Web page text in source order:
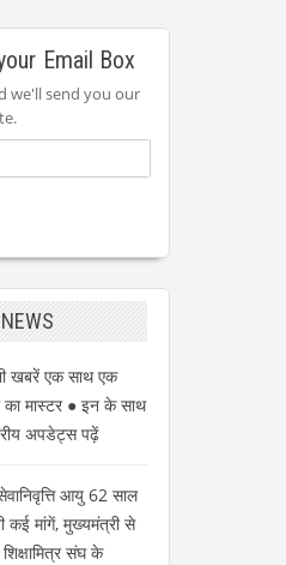
Email Box
we'll send you our
खबरें एक साथ एक
का मास्टर ● इन के साथ
अपडेट्स पढ़ें
सेवानिवृत्ति आयु 62 साल
कई मांगें, मुख्यमंत्री से
संघ के